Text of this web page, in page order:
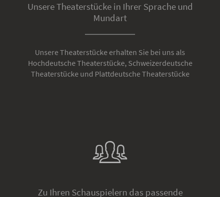
Unsere Theaterstücke in Ihrer Sprache und
Mundart
Unsere Theaterstücke erhalten Sie bei uns als
Hochdeutsche Theaterstücke, Schweizerdeutsche
Theaterstücke und Plattdeutsche Theaterstücke
Zu Ihren Schauspielern das passende